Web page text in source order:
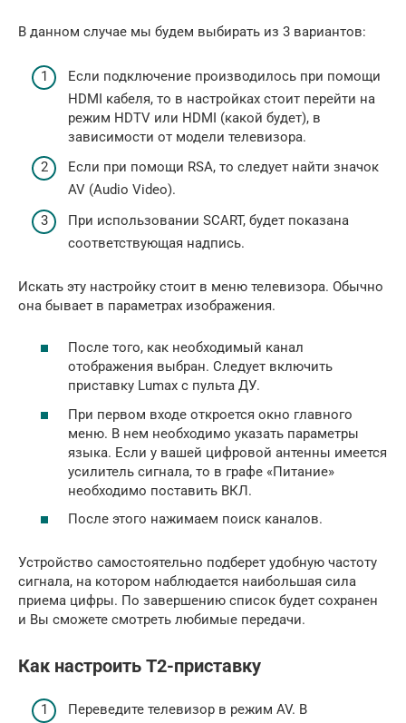
В данном случае мы будем выбирать из 3 вариантов:
Если подключение производилось при помощи
HDMI кабеля, то в настройках стоит перейти на
режим HDTV или HDMI (какой будет), в
зависимости от модели телевизора.
Если при помощи RSA, то следует найти значок
AV (Audio Video).
При использовании SCART, будет показана
соответствующая надпись.
Искать эту настройку стоит в меню телевизора. Обычно
она бывает в параметрах изображения.
После того, как необходимый канал
отображения выбран. Следует включить
приставку Lumax с пульта ДУ.
При первом входе откроется окно главного
меню. В нем необходимо указать параметры
языка. Если у вашей цифровой антенны имеется
усилитель сигнала, то в графе «Питание»
необходимо поставить ВКЛ.
После этого нажимаем поиск каналов.
Устройство самостоятельно подберет удобную частоту
сигнала, на котором наблюдается наибольшая сила
приема цифры. По завершению список будет сохранен
и Вы сможете смотреть любимые передачи.
Как настроить Т2-приставку
Переведите телевизор в режим AV. В